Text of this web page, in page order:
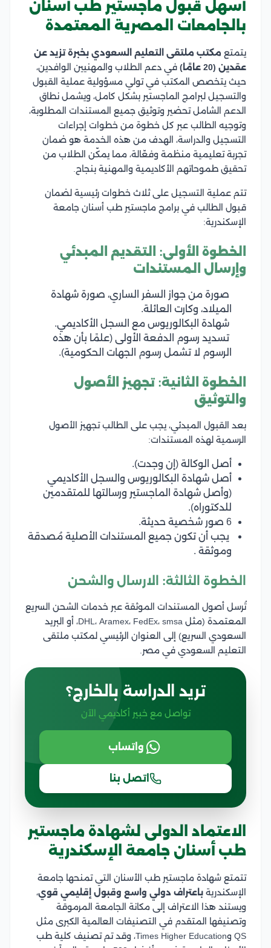
أسهل قبول ماجستير طب أسنان
بالجامعات المصرية المعتمدة
يتمتع مكتب ملتقى التعليم السعودي بخبرة تزيد عن
عقدين (20 عامًا)
في دعم الطلاب والمهنيين الوافدين،
حيث يتخصص المكتب في تولي مسؤولية عملية القبول
والتسجيل لبرامج الماجستير بشكل كامل، ويشمل نطاق
الدعم الشامل تحضير وتوثيق جميع المستندات المطلوبة،
وتوجيه الطالب عبر كل خطوة من خطوات إجراءات
التسجيل والدراسة، الهدف من هذه الخدمة هو ضمان
تجربة تعليمية منظمة وفعّالة، مما يمكّن الطلاب من
تحقيق طموحاتهم الأكاديمية والمهنية بنجاح.
تتم عملية التسجيل على ثلاث خطوات رئيسية لضمان
قبول الطالب في برامج ماجستير طب أسنان جامعة
الإسكندرية:
الخطوة الأولى: التقديم المبدئي
وإرسال المستندات
صورة من جواز السفر الساري، صورة شهادة
الميلاد، وكارت العائلة.
شهادة البكالوريوس مع السجل الأكاديمي.
تسديد رسوم الدفعة الأولى (علمًا بأن هذه
الرسوم لا تشمل رسوم الجهات الحكومية).
الخطوة الثانية: تجهيز الأصول
والتوثيق
بعد القبول المبدئي، يجب على الطالب تجهيز الأصول
الرسمية لهذه المستندات:
أصل الوكالة (إن وجدت).
أصل شهادة البكالوريوس والسجل الأكاديمي
(وأصل شهادة الماجستير ورسالتها للمتقدمين
للدكتوراه).
6 صور شخصية حديثة.
يجب أن تكون جميع المستندات الأصلية مُصدقة
وموثقة .
الخطوة الثالثة: الارسال والشحن
تُرسل أصول المستندات الموثقة عبر خدمات الشحن السريع
المعتمدة (مثل DHL، Aramex، FedEx، smsa، أو البريد
السعودي السريع) إلى العنوان الرئيسي لمكتب ملتقى
التعليم السعودي في مصر.
تريد الدراسة بالخارج؟
تواصل مع خبير أكاديمي الآن
واتساب
اتصل بنا
الاعتماد الدولى لشهادة ماجستير
طب أسنان جامعة الإسكندرية
تتمتع شهادة ماجستير طب الأسنان التي تمنحها جامعة
الإسكندرية باعتراف دولي واسع وقبول إقليمي قوي،
ويستند هذا الاعتراف إلى مكانة الجامعة المرموقة
وتصنيفها المتقدم في التصنيفات العالمية الكبرى مثل
QS وTimes Higher Education، وقد تم تصنيف كلية طب